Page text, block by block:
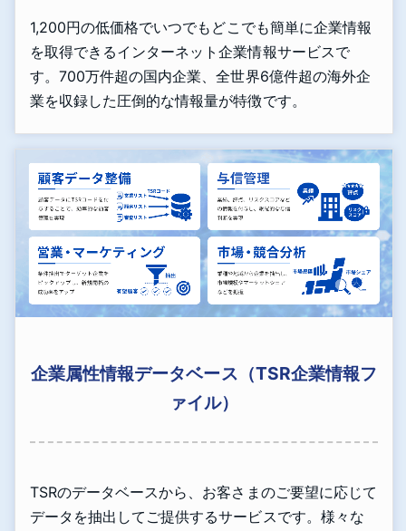
1,200円の低価格でいつでもどこでも簡単に企業情報
を取得できるインターネット企業情報サービスで
す。700万件超の国内企業、全世界6億件超の海外企
業を収録した圧倒的な情報量が特徴です。
企業属性情報データベース（TSR企業情報フ
ァイル）
TSRのデータベースから、お客さまのご要望に応じて
データを抽出してご提供するサービスです。様々な